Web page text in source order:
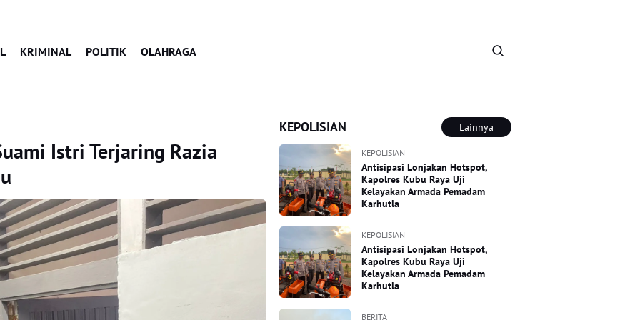
KRIMINAL POLITIK OLAHRAGA
Istri Terjaring Razia
KEPOLISIAN Lainnya
KEPOLISIAN
Antisipasi Lonjakan Hotspot,
Kapolres Kubu Raya Uji
Kelayakan Armada Pemadam
Karhutla
KEPOLISIAN
Antisipasi Lonjakan Hotspot,
Kapolres Kubu Raya Uji
Kelayakan Armada Pemadam
Karhutla
BERITA